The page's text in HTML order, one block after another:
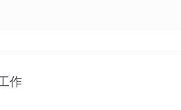
地址指针递增1字节，起始地址为
作